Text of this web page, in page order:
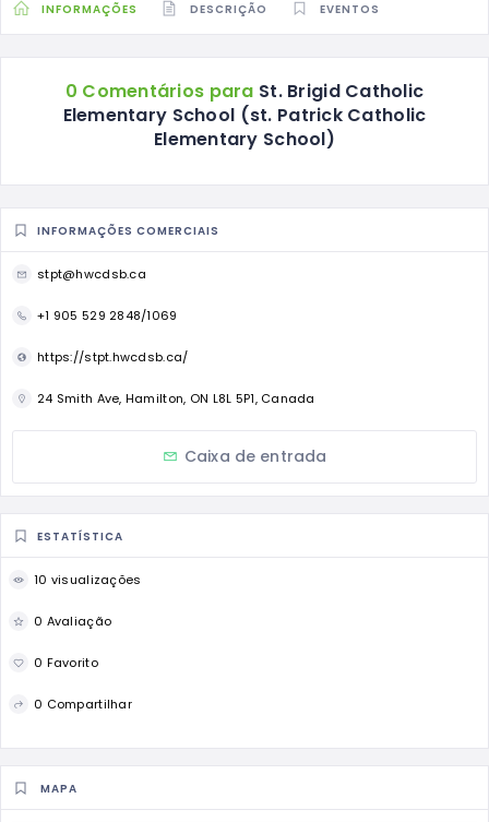
INFORMAÇÕES DESCRIÇÃO EVENTOS
0 Comentários para St. Brigid Catholic
Elementary School (st. Patrick Catholic
Elementary School)
INFORMAÇÕES COMERCIAIS
stpt@hwcdsb.ca
+1 905 529 2848/1069
https://stpt.hwcdsb.ca/
24 Smith Ave, Hamilton, ON L8L 5P1, Canada
Caixa de entrada
ESTATÍSTICA
10 visualizações
0 Avaliação
0 Favorito
0 Compartilhar
MAPA